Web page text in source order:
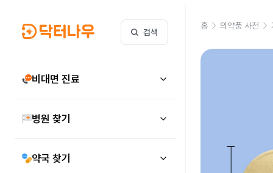
검색
비대면 진료
병원 찾기
약국 찾기
홈 의약품 사전